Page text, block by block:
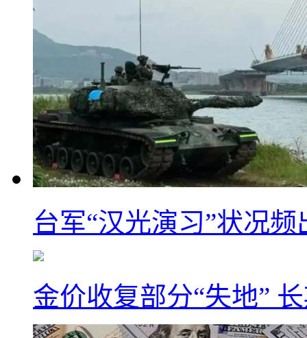
台军“汉光演习”状况
金价收复部分“失地”